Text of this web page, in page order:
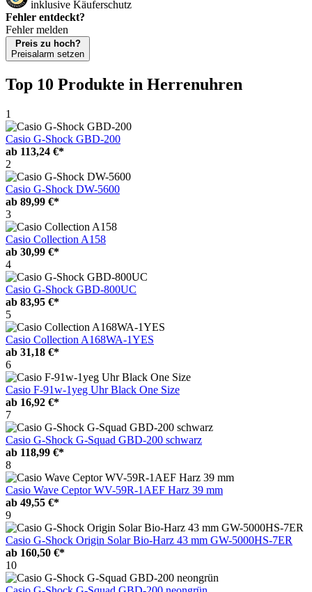
inklusive Käuferschutz
Fehler entdeckt?
Fehler melden
Preis zu hoch?
Preisalarm setzen
Top 10 Produkte in Herrenuhren
1
Casio G-Shock GBD-200
ab 113,24 €*
2
Casio G-Shock DW-5600
ab 89,99 €*
3
Casio Collection A158
ab 30,99 €*
4
Casio G-Shock GBD-800UC
ab 83,95 €*
5
Casio Collection A168WA-1YES
ab 31,18 €*
6
Casio F-91w-1yeg Uhr Black One Size
ab 16,92 €*
7
Casio G-Shock G-Squad GBD-200 schwarz
ab 118,99 €*
8
Casio Wave Ceptor WV-59R-1AEF Harz 39 mm
ab 49,55 €*
9
Casio G-Shock Origin Solar Bio-Harz 43 mm GW-5000HS-7ER
ab 160,50 €*
10